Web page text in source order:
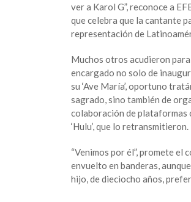
ver a Karol G”, reconoce a
que celebra que la cantante
representación de
Muchos otros acudieron
encargado no solo de
su ‘Ave María’, oportuno
sagrado, sino también de
colaboración de plataformas
‘Hulu’, que lo retransmitieron.
“Venimos por él”, promete el
envuelto en banderas,
hijo, de dieciocho años,